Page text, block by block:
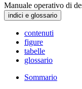
Manuale operativo di
indici e glossario
contenuti
figure
tabelle
glossario
Sommario